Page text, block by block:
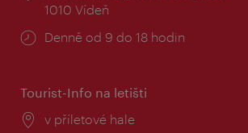
1010 Vídeň
Provozní
Denně od 9 do 18 hodin
Tourist-Info na letišti
Místo:
v příletové hale